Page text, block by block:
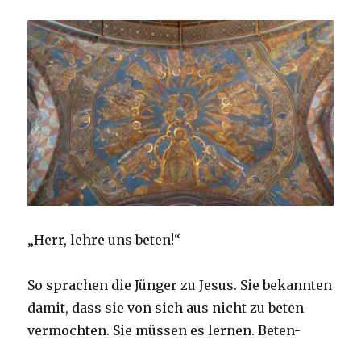
„Herr, lehre uns beten!“
So sprachen die Jünger zu Jesus. Sie bekannten
damit, dass sie von sich aus nicht zu beten
vermochten. Sie müssen es lernen. Beten-